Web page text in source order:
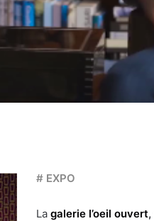
# EXPO
Lagalerie l’oeil ouvert,